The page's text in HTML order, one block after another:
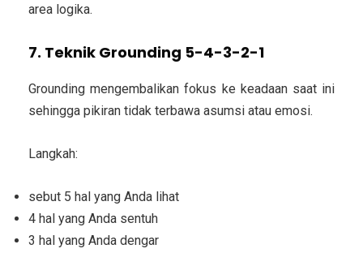
area logika.
7. Teknik Grounding 5-4-3-2-1
Grounding mengembalikan fokus ke keadaan saat ini
sehingga pikiran tidak terbawa asumsi atau emosi.
Langkah:
sebut 5 hal yang Anda lihat
4 hal yang Anda sentuh
3 hal yang Anda dengar